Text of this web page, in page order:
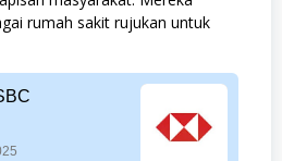
Teknik
rumah sakit rujukan untuk